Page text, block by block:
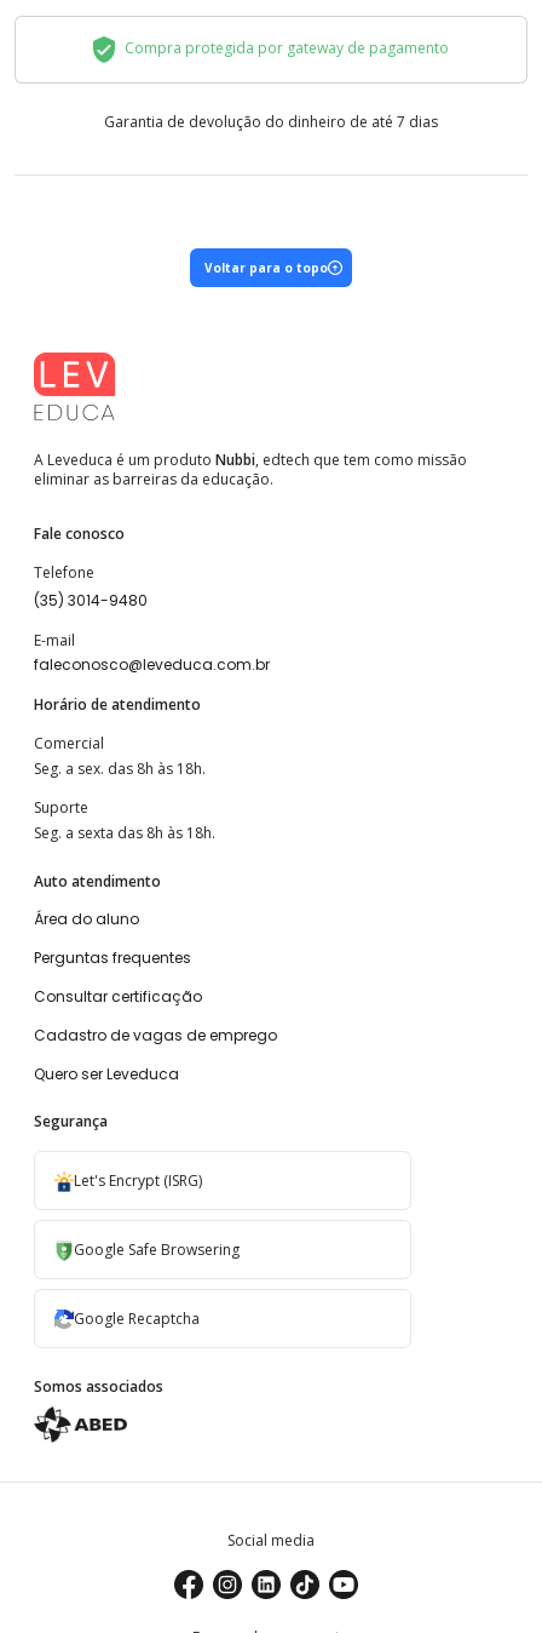
Compra protegida por gateway de pagamento
Garantia de devolução do dinheiro de até 7 dias
Voltar para o topo
A Leveduca é um produto Nubbi, edtech que tem como missão
eliminar as barreiras da educação.
Fale conosco
Telefone
(35) 3014-9480
E-mail
faleconosco@leveduca.com.br
Horário de atendimento
Comercial
Seg. a sex. das 8h às 18h.
Suporte
Seg. a sexta das 8h às 18h.
Auto atendimento
Área do aluno
Perguntas frequentes
Consultar certificação
Cadastro de vagas de emprego
Quero ser Leveduca
Segurança
Let's Encrypt (ISRG)
Google Safe Browsering
Google Recaptcha
Somos associados
Social media